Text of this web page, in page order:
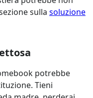
sulla soluzione
potrebbe
Tieni